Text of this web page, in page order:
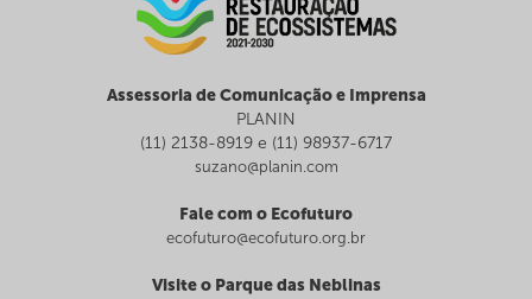
Assessoria de Comunicação e Imprensa
PLANIN
(11) 2138-8919 e (11) 98937-6717
suzano@planin.com
Fale com o Ecofuturo
ecofuturo@ecofuturo.org.br
Visite o Parque das Neblinas